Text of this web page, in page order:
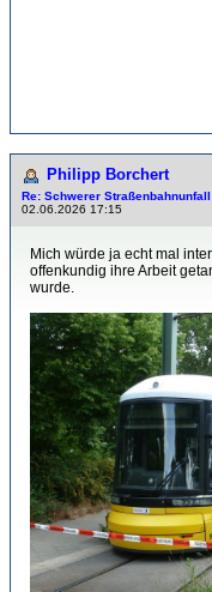
Philipp Borchert
Re: Schwerer
02.06.2026 17:15
Mich würde ja echt mal
offenkundig ihre Arbeit
wurde.